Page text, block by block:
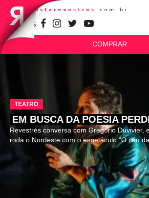
SIGA-NOS
COMPRAR
TEATRO
EM BUSCA DA POESIA
Revestrés conversa com Gregório Duvivier,
roda o Nordeste com o espetáculo “O céu